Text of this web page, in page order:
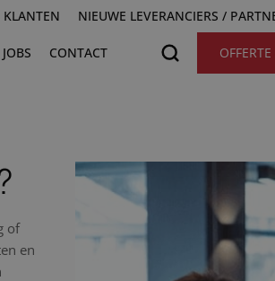
NIEUWE LEVERANCIERS /
JOBS CONTACT
of
en